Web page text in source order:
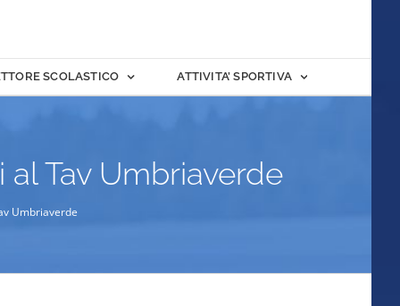
SCOLASTICO ATTIVITA’ SPORTIVA
Tav Umbriaverde
Umbriaverde